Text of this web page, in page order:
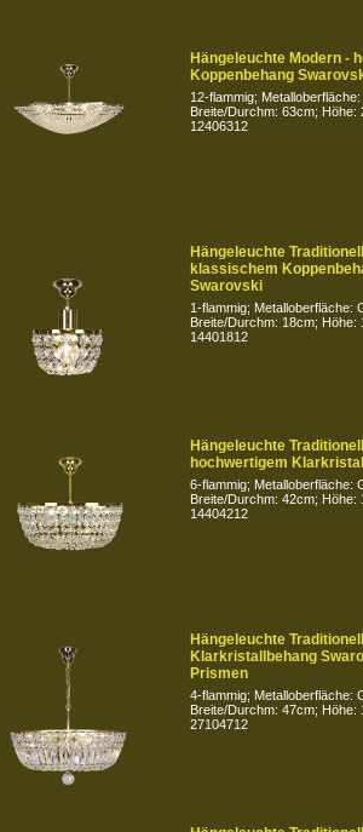
Hängeleuchte Modern -
Koppenbehang
12-flammig;
Breite/Durchm: 63cm; Höhe:
12406312
Hängeleuchte
klassischem
Swarovski
1-flammig; Metalloberfläche:
Breite/Durchm: 18cm; Höhe:
14401812
Hängeleuchte
hochwertigem
6-flammig; Metalloberfläche:
Breite/Durchm: 42cm; Höhe:
14404212
Hängeleuchte
Klarkristallbehang
Prismen
4-flammig; Metalloberfläche:
Breite/Durchm: 47cm; Höhe:
27104712